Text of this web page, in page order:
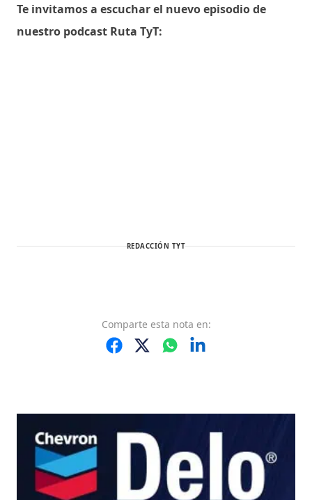
Te invitamos a escuchar el nuevo episodio de
nuestro podcast Ruta TyT:
REDACCIÓN TYT
Comparte esta nota en: